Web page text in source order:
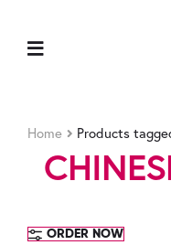
Home Products
ORDER NOW